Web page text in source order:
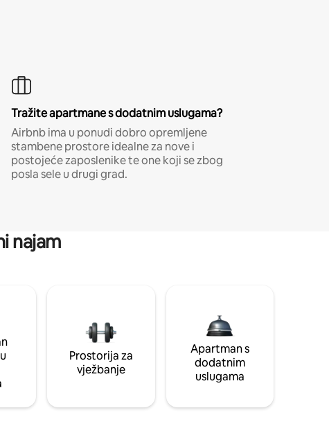
Tražite apartmane s dodatnim uslugama?
Airbnb ima u ponudi dobro opremljene
stambene prostore idealne za nove i
postojeće zaposlenike te one koji se zbog
posla sele u drugi grad.
najam
Prostorija za
vježbanje
Apartman s
dodatnim
uslugama